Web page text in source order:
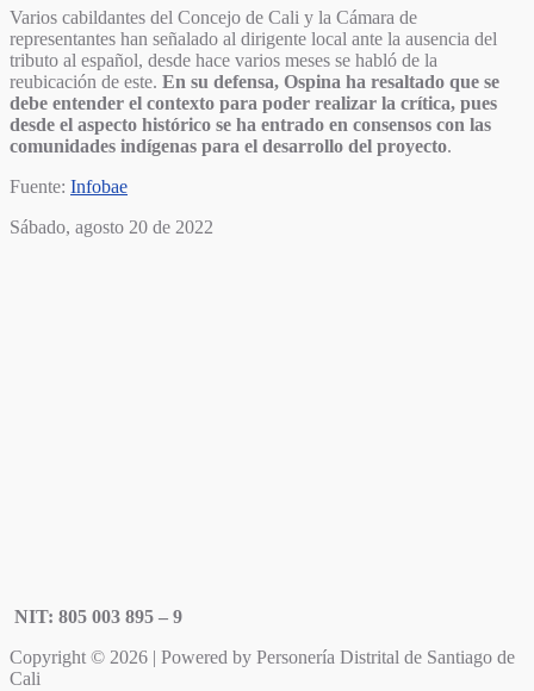
Varios cabildantes del Concejo de Cali y la Cámara de
representantes han señalado al dirigente local ante la ausencia del
tributo al español, desde hace varios meses se habló de la
reubicación de este. En su defensa, Ospina ha resaltado que se
debe entender el contexto para poder realizar la crítica, pues
desde el aspecto histórico se ha entrado en consensos con las
comunidades indígenas para el desarrollo del proyecto.
Fuente: Infobae
Sábado, agosto 20 de 2022
NIT: 805 003 895 – 9
Copyright © 2026 | Powered by Personería Distrital de Santiago de
Cali